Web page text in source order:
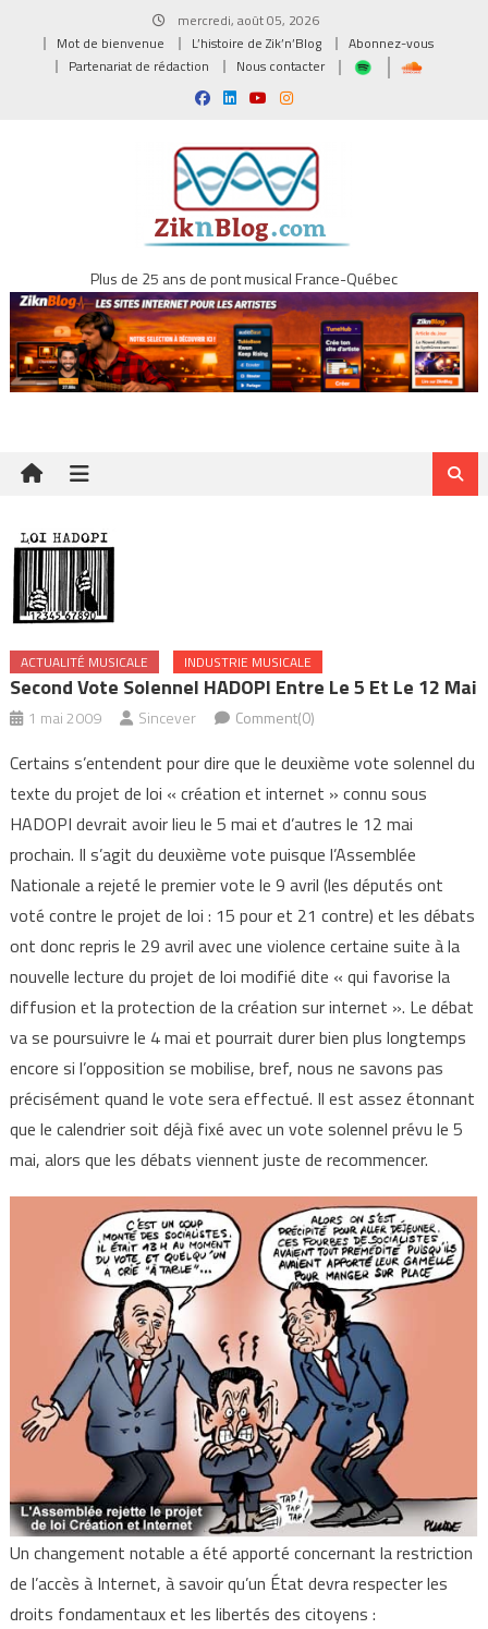
mercredi, août 05, 2026
Mot de bienvenue
L’histoire de Zik’n’Blog
Abonnez-vous
Partenariat de rédaction
Nous contacter
Plus de 25 ans de pont musical France-Québec
ACTUALITÉ MUSICALE INDUSTRIE MUSICALE
Second Vote Solennel HADOPI Entre Le 5 Et Le 12 Mai
1 mai 2009 Sincever Comment(0)
Certains s’entendent pour dire que le deuxième vote solennel du
texte du projet de loi « création et internet » connu sous
HADOPI devrait avoir lieu le 5 mai et d’autres le 12 mai
prochain. Il s’agit du deuxième vote puisque l’Assemblée
Nationale a rejeté le premier vote le 9 avril (les députés ont
voté contre le projet de loi : 15 pour et 21 contre) et les débats
ont donc repris le 29 avril avec une violence certaine suite à la
nouvelle lecture du projet de loi modifié dite « qui favorise la
diffusion et la protection de la création sur internet ». Le débat
va se poursuivre le 4 mai et pourrait durer bien plus longtemps
encore si l’opposition se mobilise, bref, nous ne savons pas
précisément quand le vote sera effectué. Il est assez étonnant
que le calendrier soit déjà fixé avec un vote solennel prévu le 5
mai, alors que les débats viennent juste de recommencer.
Un changement notable a été apporté concernant la restriction
de l’accès à Internet, à savoir qu’un État devra respecter les
droits fondamentaux et les libertés des citoyens :